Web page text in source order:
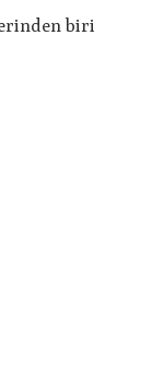
biri